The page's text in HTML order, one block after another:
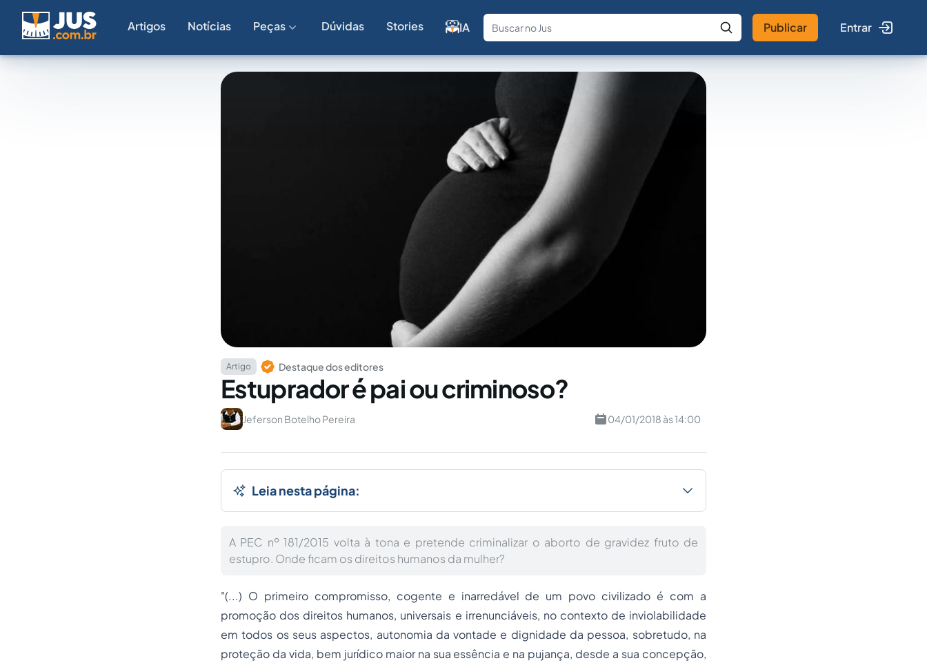
Artigos Notícias Peças Dúvidas Stories IA
Fale com a IA Buscar no Jus
Publicar Entrar
Artigo Destaque dos editores
Estuprador é pai ou criminoso?
Jeferson Botelho Pereira 04/01/2018 às 14:00
Leia nesta página:
A PEC nº 181/2015 volta à tona e pretende criminalizar o aborto de gravidez fruto de
estupro. Onde ficam os direitos humanos da mulher?
"(...) O primeiro compromisso, cogente e inarredável de um povo civilizado é com a
promoção dos direitos humanos, universais e irrenunciáveis, no contexto de inviolabilidade
em todos os seus aspectos, autonomia da vontade e dignidade da pessoa, sobretudo, na
proteção da vida, bem jurídico maior na sua essência e na pujança, desde a sua concepção,